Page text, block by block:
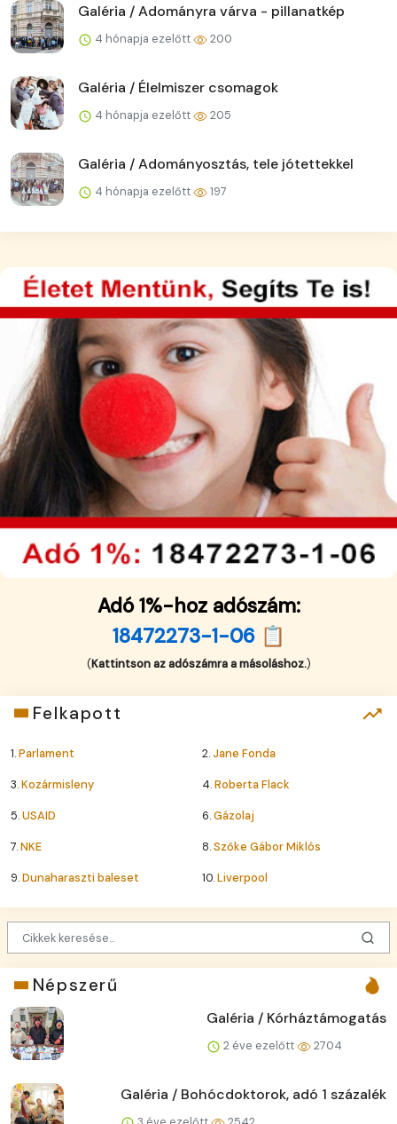
Galéria / Adományra várva - pillanatkép
4 hónapja ezelőtt 200
Galéria / Élelmiszer csomagok
4 hónapja ezelőtt 205
Galéria / Adományosztás, tele jótettekkel
4 hónapja ezelőtt 197
Adó 1%-hoz adószám:
18472273-1-06 📋
(Kattintson az adószámra a másoláshoz.)
Felkapott
1.Parlament 2.Jane Fonda
3.Kozármisleny 4.Roberta Flack
5.USAID 6.Gázolaj
7.NKE 8.Szőke Gábor Miklós
9.Dunaharaszti baleset 10.Liverpool
Népszerű
Galéria / Kórháztámogatás
2 éve ezelőtt 2704
Galéria / Bohócdoktorok, adó 1 százalék